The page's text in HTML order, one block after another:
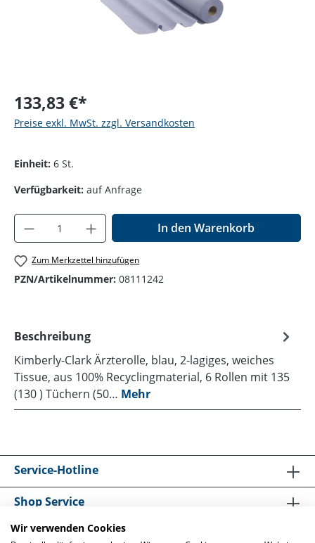
133,83 €*
Preise exkl. MwSt. zzgl. Versandkosten
Einheit: 6 St.
Verfügbarkeit: auf Anfrage
Produkt Anzahl: Gib den gewünschten
In den Warenkorb
Zum Merkzettel hinzufügen
PZN/Artikelnummer: 08111242
Beschreibung
Kimberly-Clark Ärzterolle, blau, 2-lagiges, weiches
Tissue, aus 100% Recyclingmaterial, 6 Rollen mit 135
(130 ) Tüchern (50… Mehr
Service-Hotline
Shop Service
Informationen
Wir verwenden Cookies